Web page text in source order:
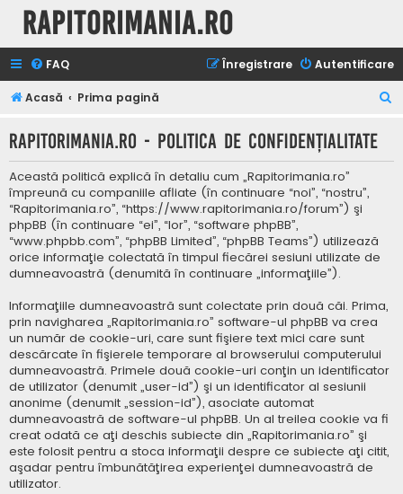
Rapitorimania.ro
FAQ Autentificare
Înregistrare
Acasă Prima pagină
t
Rapitorimania.ro - Politica de confidenţialitate
Această politică explică în detaliu cum „Rapitorimania.ro”
împreună cu companiile afliate (în continuare “noi”, “nostru”,
“Rapitorimania.ro”, “https://www.rapitorimania.ro/forum”) şi
phpBB (în continuare “ei”, “lor”, “software phpBB”,
“www.phpbb.com”, “phpBB Limited”, “phpBB Teams”) utilizează
orice informaţie colectată în timpul fiecărei sesiuni utilizate de
dumneavoastră (denumită în continuare „informaţiile”).
Informaţiile dumneavoastră sunt colectate prin două căi. Prima,
prin navigharea „Rapitorimania.ro” software-ul phpBB va crea
un număr de cookie-uri, care sunt fişiere text mici care sunt
descărcate în fişierele temporare al browserului computerului
dumneavoastră. Primele două cookie-uri conţin un identificator
de utilizator (denumit „user-id”) şi un identificator al sesiunii
anonime (denumit „session-id”), asociate automat
dumneavoastră de software-ul phpBB. Un al treilea cookie va fi
creat odată ce aţi deschis subiecte din „Rapitorimania.ro” şi
este folosit pentru a stoca informaţii despre ce subiecte aţi citit,
aşadar pentru îmbunătăţirea experienţei dumneavoastră de
utilizator.